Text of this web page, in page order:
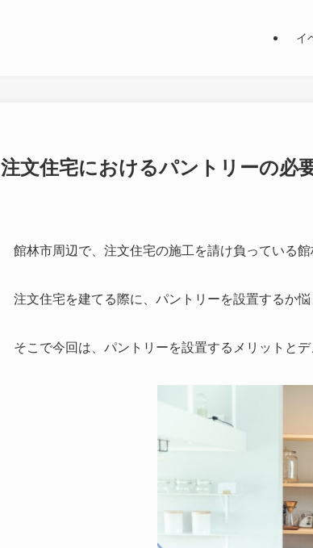
イ
注文住宅におけるパントリーの必
館林市周辺で、注文住宅の施工を請け負っている館
注文住宅を建てる際に、パントリーを設置するか悩
そこで今回は、パントリーを設置するメリットと